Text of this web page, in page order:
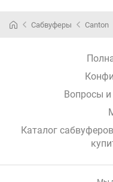
Сабвуферы Canton
Вопросы и
Каталог